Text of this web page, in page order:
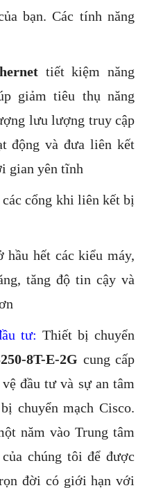
bạn. Các tính năng
tiết kiệm năng
giảm tiêu thụ năng
lưu lượng truy cập
động và đưa liên kết
gian yên tĩnh
cổng khi liên kết bị
hết các kiểu máy,
tăng độ tin cậy và
tư: Thiết bị chuyển
8T-E-2G cung cấp
đầu tư và sự an tâm
chuyển mạch Cisco.
năm vào Trung tâm
chúng tôi để được
đời có giới hạn với